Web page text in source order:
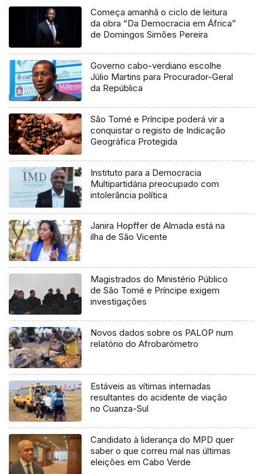
Começa amanhã o ciclo de leitura
da obra “Da Democracia em África”
de Domingos Simões Pereira
Governo cabo-verdiano escolhe
Júlio Martins para Procurador-Geral
da República
São Tomé e Príncipe poderá vir a
conquistar o registo de Indicação
Geográfica Protegida
Instituto para a Democracia
Multipartidária preocupado com
intolerância política
Janira Hopffer de Almada está na
ilha de São Vicente
Magistrados do Ministério Público
de São Tomé e Príncipe exigem
investigações
Novos dados sobre os PALOP num
relatório do Afrobarómetro
Estáveis as vítimas internadas
resultantes do acidente de viação
no Cuanza-Sul
Candidato à liderança do MPD quer
saber o que correu mal nas últimas
eleições em Cabo Verde